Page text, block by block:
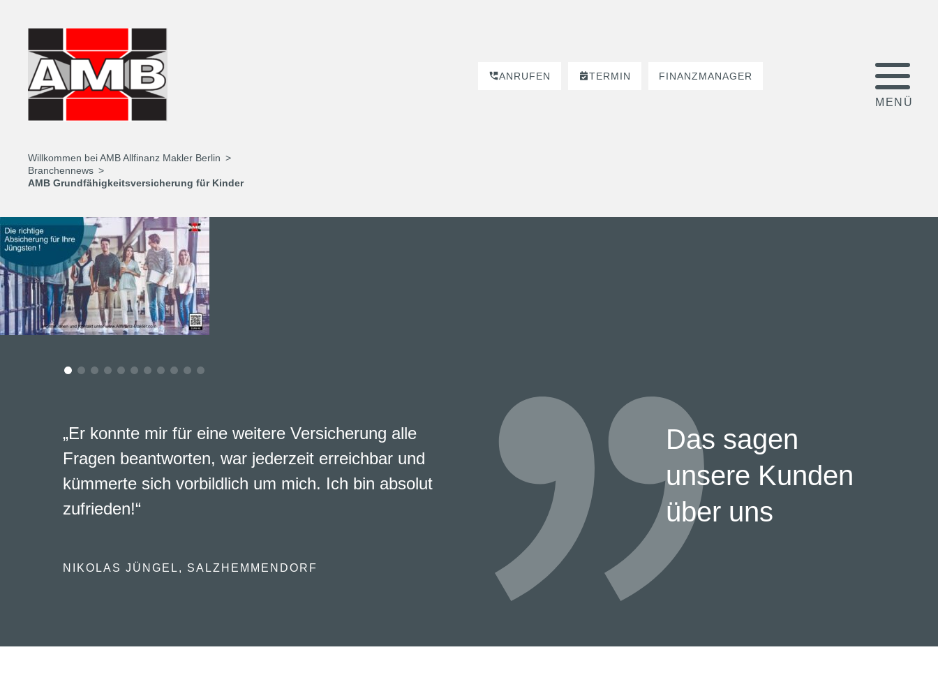
ANRUFEN TERMIN FINANZMANAGER
Willkommen bei AMB Allfinanz Makler Berlin
Branchennews
AMB Grundfähigkeitsversicherung für Kinder
Das sagen
unsere Kunden
über uns
„Er konnte mir für eine weitere Versicherung alle
Fragen beantworten, war jederzeit erreichbar und
kümmerte sich vorbildlich um mich. Ich bin absolut
zufrieden!“
NIKOLAS JÜNGEL, SALZHEMMENDORF